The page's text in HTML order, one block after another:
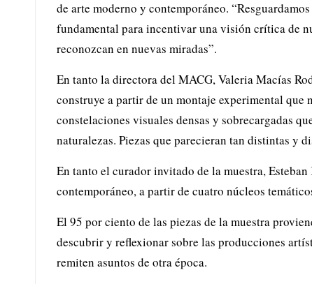
de arte moderno y contemporáneo.
fundamental para incentivar una visión crítica de
reconozcan en nuevas miradas”.
En tanto la directora del MACG, Valeria Macías
construye a partir de un montaje experimental
constelaciones visuales densas y sobrecargadas
naturalezas. Piezas que parecieran tan distintas y
En tanto el curador invitado de la muestra,
contemporáneo, a partir de cuatro núcleos
El 95 por ciento de las piezas de la muestra
descubrir y reflexionar sobre las producciones
remiten asuntos de otra época.